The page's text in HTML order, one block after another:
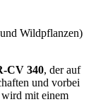
Wildpflanzen)
CV 340, der auf
und vorbei
mit einem